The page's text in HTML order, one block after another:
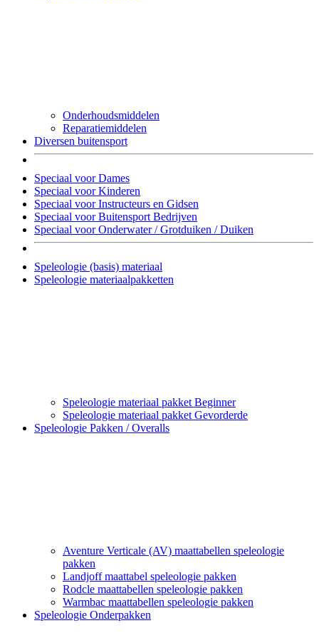
Onderhoudsmiddelen
Reparatiemiddelen
Diversen buitensport
Speciaal voor Dames
Speciaal voor Kinderen
Speciaal voor Instructeurs en Gidsen
Speciaal voor Buitensport Bedrijven
Speciaal voor Onderwater / Grotduiken / Duiken
Speleologie (basis) materiaal
Speleologie materiaalpakketten
Speleologie materiaal pakket Beginner
Speleologie materiaal pakket Gevorderde
Speleologie Pakken / Overalls
Aventure Verticale (AV) maattabellen speleologie
pakken
Landjoff maattabel speleologie pakken
Rodcle maattabellen speleologie pakken
Warmbac maattabellen speleologie pakken
Speleologie Onderpakken